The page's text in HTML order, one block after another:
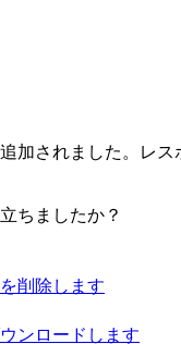
加されました。レス
ちましたか？
削除します
ンロードします